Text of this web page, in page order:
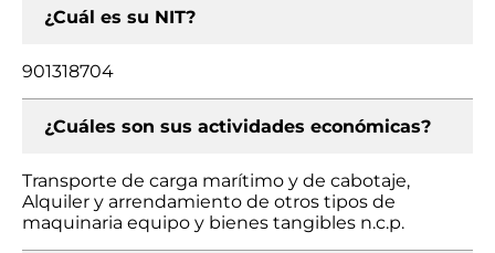
¿Cuál es su NIT?
901318704
¿Cuáles son sus actividades económicas?
Transporte de carga marítimo y de cabotaje,
Alquiler y arrendamiento de otros tipos de
maquinaria equipo y bienes tangibles n.c.p.